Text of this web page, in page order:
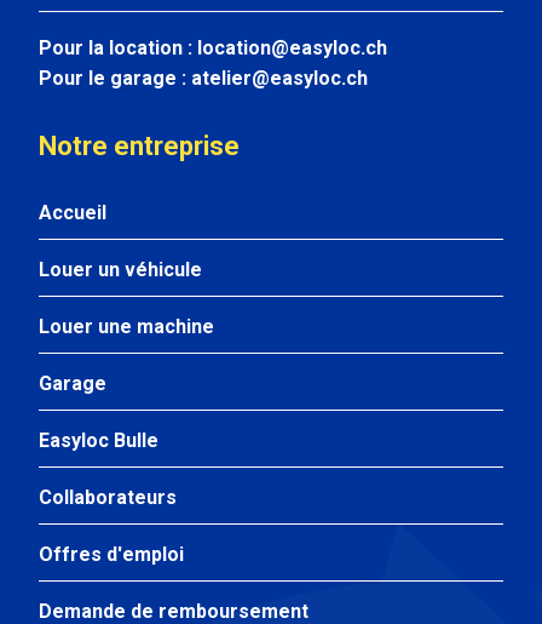
Pour la location : location@easyloc.ch
Pour le garage : atelier@easyloc.ch
Notre entreprise
Accueil
Louer un véhicule
Louer une machine
Garage
Easyloc Bulle
Collaborateurs
Offres d'emploi
Demande de remboursement